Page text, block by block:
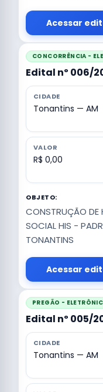
Acessar
CONCORRÊNCIA -
Edital nº 006/
CIDADE
Tonantins — AM
VALOR
R$ 0,00
OBJETO:
CONSTRUÇÃO DE
SOCIAL HIS -
TONANTINS
Acessar
PREGÃO -
Edital nº 005/
CIDADE
Tonantins — AM